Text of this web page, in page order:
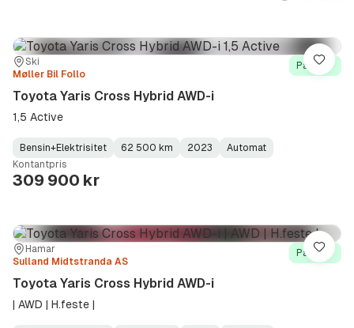
Sted:
Ski
Forhandler:
Møller Bil Follo
På lager
Toyota Yaris Cross Hybrid AWD-i
1,5 Active
Fuel
Type:
Bensin+Elektrisitet
Kilometerstand: 62 500 km
Model
Year:
2023
Gearbox
Type:
Automat
Kontantpris
309 900 kr
Lagre
Sted:Hamar
Forhandler:
Sulland Midtstranda AS
På lager
Toyota Yaris Cross Hybrid AWD-i
| AWD | H.feste |
Lagre